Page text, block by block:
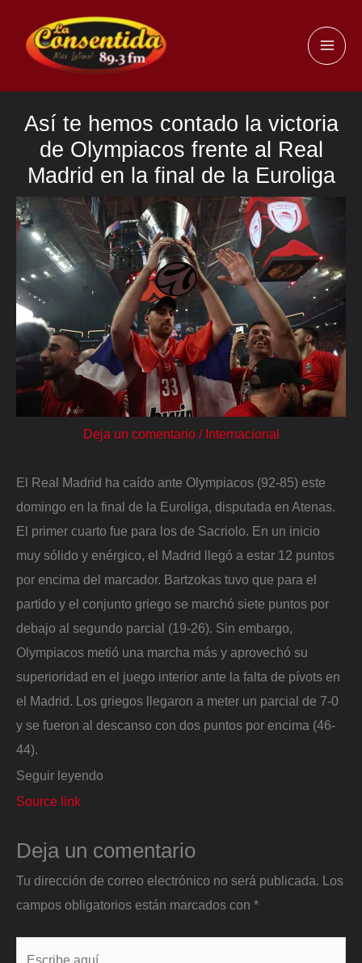
contenido
Así te hemos contado la victoria
de Olympiacos frente al Real
Madrid en la final de la Euroliga
Deja un comentario / Internacional
El Real Madrid ha caído ante Olympiacos (92-85) este
domingo en la final de la Euroliga, disputada en Atenas.
El primer cuarto fue para los de Sacriolo. En un inicio
muy sólido y enérgico, el Madrid llegó a estar 12 puntos
por encima del marcador. Bartzokas tuvo que para el
partido y el conjunto griego se marchó siete puntos por
debajo al segundo parcial (19-26). Sin embargo,
Olympiacos metió una marcha más y aprovechó su
superioridad en el juego interior ante la falta de pívots en
el Madrid. Los griegos llegaron a meter un parcial de 7-0
y se fueron al descanso con dos puntos por encima (46-
44).
Seguir leyendo
Source link
Deja un comentario
Tu dirección de correo electrónico no será publicada. Los
campos obligatorios están marcados con *